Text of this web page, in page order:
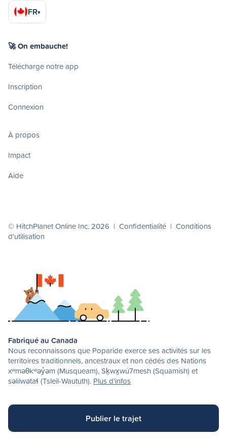
FR▾
🚀 On embauche!
Télécharge notre app
Inscription
Connexion
À propos
Impact
Aide
© HitchPlanet Online Inc. 2026 | Confidentialité | Conditions
d'utilisation
Fabriqué au Canada
Nous reconnaissons que Poparide exerce ses activités sur les
territoires traditionnels, ancestraux et non cédés des Nations
xʷməθkʷəy̓əm (Musqueam), Sḵwx̱wú7mesh (Squamish) et
səlilwətaɬ (Tsleil-Waututh). Plus d'infos